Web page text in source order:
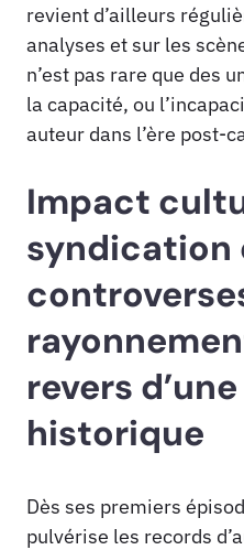
revient d’ailleurs
analyses et sur les
n’est pas rare que des
la capacité, ou
auteur dans l’ère post-
Impact
syndication
revers
historique
Dès ses premiers
pulvérise les records